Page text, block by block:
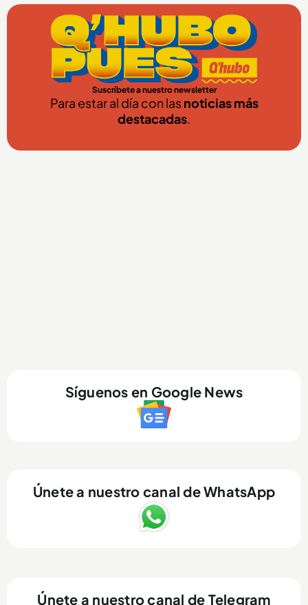
Suscríbete a nuestro newsletter
Para estar al día con lasnoticias más
destacadas.
Síguenos en Google News
Únete a nuestro canal de WhatsApp
Únete a nuestro canal de Telegram